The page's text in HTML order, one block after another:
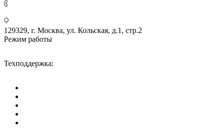
129329, г. Москва, ул. Кольская, д.1, стр.2
Режим работы
Техподдержка: